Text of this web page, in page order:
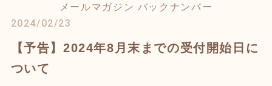
メールマガジン バックナンバー
2024/02/23
【予告】2024年8月末までの受付開始日に
ついて